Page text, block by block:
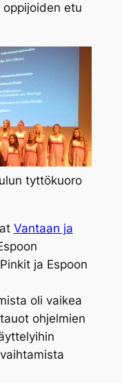
etu
tyttökuoro
Vantaan ja
ja Espoon
oli vaikea
ohjelmien